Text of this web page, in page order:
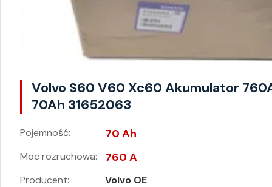
Volvo S60 V60 Xc60 Akumulator
70Ah 31652063
Pojemność: 70 Ah
Moc rozruchowa: 760 A
Producent: Volvo OE